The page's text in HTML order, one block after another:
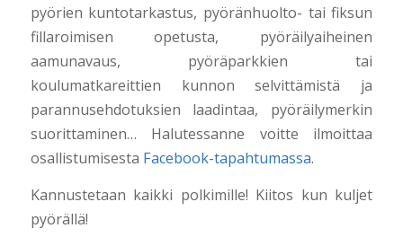
pyörien kuntotarkastus, pyöränhuolto- tai fiksun
fillaroimisen opetusta, pyöräilyaiheinen
aamunavaus, pyöräparkkien tai
koulumatkareittien kunnon selvittämistä ja
parannusehdotuksien laadintaa, pyöräilymerkin
suorittaminen… Halutessanne voitte ilmoittaa
osallistumisesta Facebook-tapahtumassa.
Kannustetaan kaikki polkimille! Kiitos kun kuljet
pyörällä!